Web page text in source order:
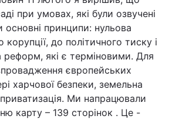
Регіони
Статті
Думки
при умовах, які були озвучені
принципи: нульова
корупції, до політичного тиску і
реформ, які є терміновими. Для
європейських
харчової безпеки, земельна
Ми напрацювали
карту – 139 сторінок . Це -